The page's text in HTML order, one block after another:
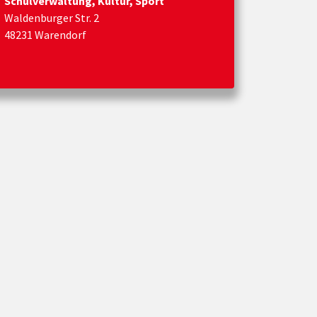
Waldenburger Str. 2
48231 Warendorf